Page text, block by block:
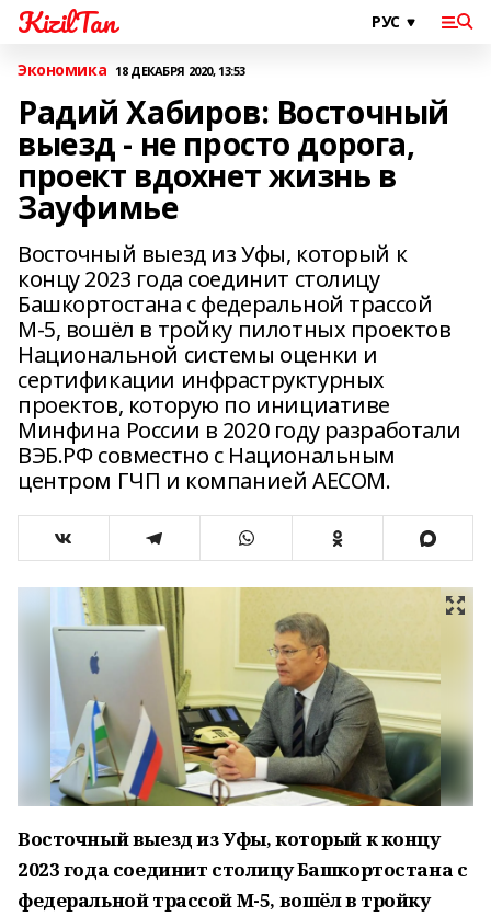
KizilTan
Экономика 18 ДЕКАБРЯ 2020, 13:53
Радий Хабиров: Восточный
выезд - не просто дорога,
проект вдохнет жизнь в
Зауфимье
Восточный выезд из Уфы, который к
концу 2023 года соединит столицу
Башкортостана с федеральной трассой
М-5, вошёл в тройку пилотных проектов
Национальной системы оценки и
сертификации инфраструктурных
проектов, которую по инициативе
Минфина России в 2020 году разработали
ВЭБ.РФ совместно с Национальным
центром ГЧП и компанией AECOM.
Восточный выезд из Уфы, который к концу
2023 года соединит столицу Башкортостана с
федеральной трассой М-5, вошёл в тройку